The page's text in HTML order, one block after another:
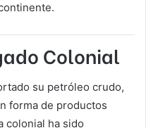
Colonial
su petróleo crudo,
forma de productos
colonial ha sido